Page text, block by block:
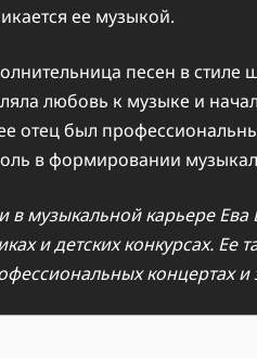
ее музыкой.
песен в
любовь к музыке и
отец был
в формировании
музыкальной карьере
и детских конкурсах.
концертах